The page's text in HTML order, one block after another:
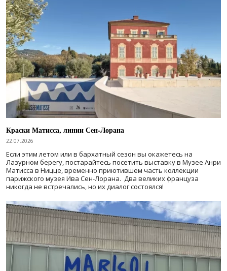
Краски Матисса, линии Сен-Лорана
22.07.2026
Если этим летом или в бархатный сезон вы окажетесь на
Лазурном берегу, постарайтесь посетить выставку в Музее Анри
Матисса в Ницце, временно приютившем часть коллекции
парижского музея Ива Сен-Лорана. Два великих француза
никогда не встречались, но их диалог состоялся!